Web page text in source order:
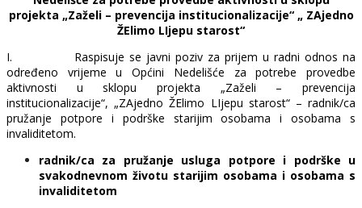
projekta „Zaželi – prevencija institucionalizacije“ „ ZAjedno
ŽElimo LIjepu starost“
I.
Raspisuje se javni poziv za prijem u radni odnos na
određeno vrijeme u Općini Nedelišće za potrebe provedbe
aktivnosti u sklopu projekta „Zaželi – prevencija
institucionalizacije“, „ZAjedno ŽElimo LIjepu starost“ – radnik/ca
pružanje potpore i podrške starijim osobama i osobama s
invaliditetom.
radnik/ca za pružanje usluga potpore i podrške u
svakodnevnom životu starijim osobama i osobama s
invaliditetom